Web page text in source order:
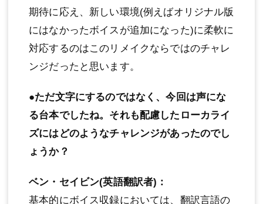
期待に応え、新しい環境(例えばオリジナル版
にはなかったボイスが追加になった)に柔軟に
対応するのはこのリメイクならではのチャレ
ンジだったと思います。
●ただ文字にするのではなく、今回は声にな
る台本でしたね。それも配慮したローカライ
ズにはどのようなチャレンジがあったのでし
ょうか？
ベン・セイビン(英語翻訳者)：
基本的にボイス収録においては、翻訳言語の